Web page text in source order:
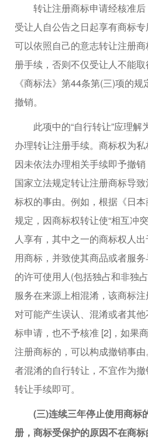
转让注册商标申请经核准后
受让人自公告之日起享有商标
可以依照自己的意志转让注册
册手续，否则不仅受让人不能
《商标法》第44条第(三)项的
撤销。
此项中的“自行转让”应理解
办理转让注册手续。商标权为
因未依法办理相关手续即予撤
国家立法规定转让注册商标导
标权的事由。例如，根据《日
规定，因商标权转让使“相互冲
人享有，其中之一的商标权人
用商标，并致使其商品或者服
的许可使用人(包括独占和非独
服务在来源上相混淆，该商标
对可能产生误认、混淆或者其
标申请，也不予核准 [2]，如果
注册商标的，可以构成撤销事
者混淆的自行转让，不宜作为
转让手续即可。
(三)连续三年停止使用商标
册，商标受保护的原因不在商